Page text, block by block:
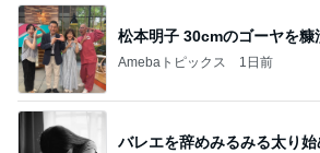
松本明子 30cmのゴーヤを糠
Amebaトピックス 1日前
バレエを辞めみるみる太り